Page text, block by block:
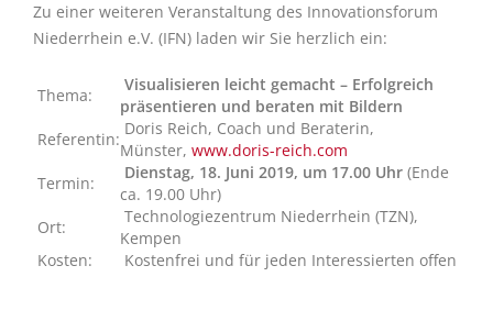
Zu einer weiteren Veranstaltung des Innovationsforum
Niederrhein e.V. (IFN) laden wir Sie herzlich ein:
Thema:
Visualisieren leicht gemacht – Erfolgreich
präsentieren und beraten mit Bildern
Referentin:
Doris Reich, Coach und Beraterin,
Münster, www.doris-reich.com
Termin:
Dienstag, 18. Juni 2019, um 17.00 Uhr (Ende
ca. 19.00 Uhr)
Ort:
Technologiezentrum Niederrhein (TZN),
Kempen
Kosten:
Kostenfrei und für jeden Interessierten offen